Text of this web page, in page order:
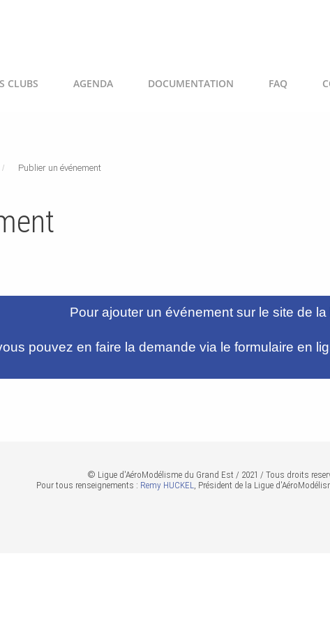
CLUBS AGENDA DOCUMENTATION FAQ
Publier un événement
Pour ajouter un événement sur le site de la
pouvez en faire la demande via le formulaire en
© Ligue d'AéroModélisme du Grand Est / 2021 / Tous droits
Pour tous renseignements : Remy HUCKEL, Président de la Ligue